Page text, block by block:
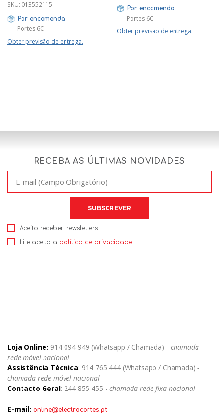
SKU: 013552115
Por encomenda
Portes 6€
Obter previsão de entrega.
Por encomenda
Portes 6€
Obter previsão de entrega.
RECEBA AS ÚLTIMAS NOVIDADES
Aceito receber newsletters
Li e aceito a política de privacidade
Loja Online: 914 094 949 (Whatsapp / Chamada) - chamada
rede móvel nacional
Assistência Técnica: 914 765 444 (Whatsapp / Chamada) -
chamada rede móvel nacional
Contacto Geral: 244 855 455 - chamada rede fixa nacional
E-mail: online@electrocortes.pt